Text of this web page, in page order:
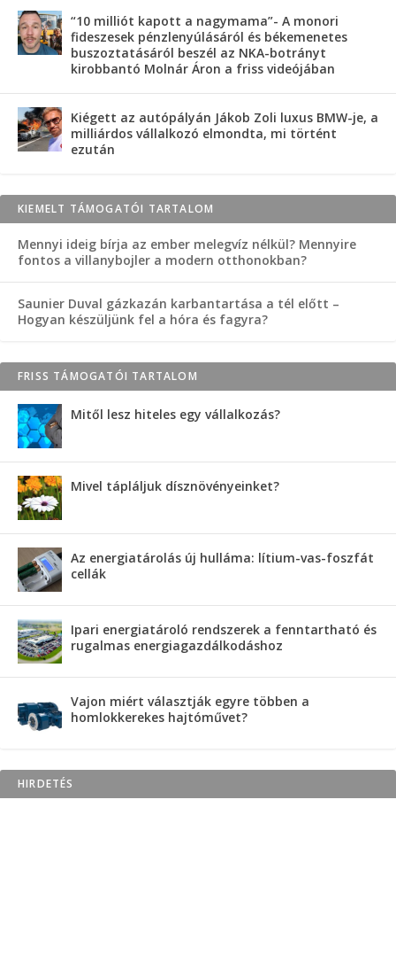
“10 milliót kapott a nagymama”- A monori
fideszesek pénzlenyúlásáról és békemenetes
buszoztatásáról beszél az NKA-botrányt
kirobbantó Molnár Áron a friss videójában
Kiégett az autópályán Jákob Zoli luxus BMW-je, a
milliárdos vállalkozó elmondta, mi történt
ezután
KIEMELT TÁMOGATÓI TARTALOM
Mennyi ideig bírja az ember melegvíz nélkül? Mennyire
fontos a villanybojler a modern otthonokban?
Saunier Duval gázkazán karbantartása a tél előtt –
Hogyan készüljünk fel a hóra és fagyra?
FRISS TÁMOGATÓI TARTALOM
Mitől lesz hiteles egy vállalkozás?
Mivel tápláljuk dísznövényeinket?
Az energiatárolás új hulláma: lítium-vas-foszfát
cellák
Ipari energiatároló rendszerek a fenntartható és
rugalmas energiagazdálkodáshoz
Vajon miért választják egyre többen a
homlokkerekes hajtóművet?
HIRDETÉS